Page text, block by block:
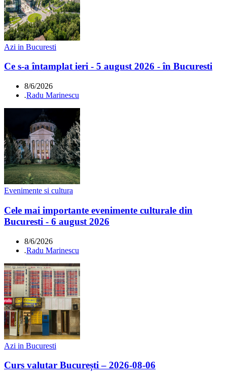
Azi in Bucuresti
Ce s-a întamplat ieri - 5 august 2026 - în Bucuresti
8/6/2026
.Radu Marinescu
Evenimente si cultura
Cele mai importante evenimente culturale din
Bucuresti - 6 august 2026
8/6/2026
.Radu Marinescu
Azi in Bucuresti
Curs valutar București – 2026-08-06